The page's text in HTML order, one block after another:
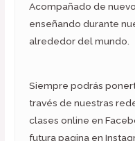
Acompañado de
enseñando durante
alrededor del mundo.
Siempre podrás
través de nuestras
clases online en
futura pagina en